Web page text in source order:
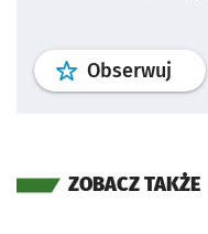
Obserwuj profil
ZOBACZ TAKŻE